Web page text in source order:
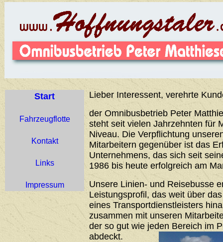
Start
Fahrzeugflotte
Kontakt
Links
Impressum
Lieber Interessent, verehrte
der Omnibusbetrieb Peter
steht seit vielen Jahrzehnten für
Niveau. Die Verpflichtung
Mitarbeitern gegenüber ist das
Unternehmens, das sich seit
1986 bis heute erfolgreich am
Unsere Linien- und Reisebusse
Leistungsprofil, das weit über
eines Transportdienstleisters
zusammen mit unseren
der so gut wie jeden Bereich im
abdeckt.